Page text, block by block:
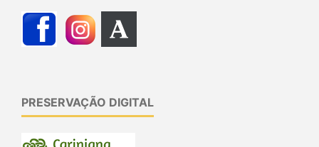
PRESERVAÇÃO DIGITAL